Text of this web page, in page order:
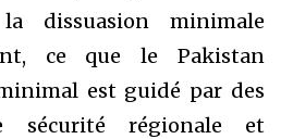
dissuasion minimale
ce que le Pakistan
est guidé par des
sécurité régionale et